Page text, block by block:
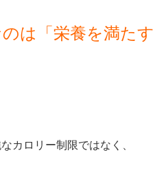
は「栄養を満たす
カロリー制限ではなく、